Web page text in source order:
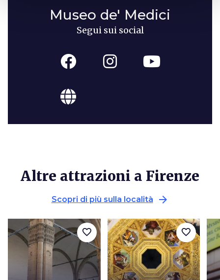
Museo de' Medici
Segui sui social
Altre attrazioni a Firenze
Scopri di più sulla località arrow_forward
favorite_border favorite_border